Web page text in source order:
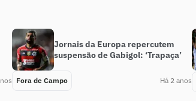
Jornais da Europa repercutem
suspensão de Gabigol: ‘Trapaça’
Fora de Campo Há 2 anos